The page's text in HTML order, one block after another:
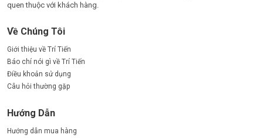
quen thuộc với khách hàng.
Về Chúng Tôi
Giới thiệu về Trí Tiến
Báo chí nói gì về Trí Tiến
Điều khoản sử dụng
Câu hỏi thường gặp
Hướng Dẫn
Hướng dẫn mua hàng